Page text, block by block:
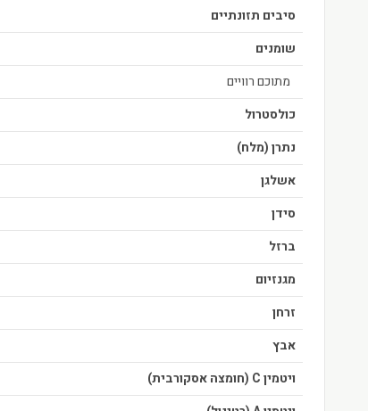
סיבים תזונתיים
שומנים
מתוכם רוויים
כולסטרול
נתרן (מלח)
אשלגן
סידן
ברזל
מגנזיום
זרחן
אבץ
ויטמין C (חומצה אסקורבית)